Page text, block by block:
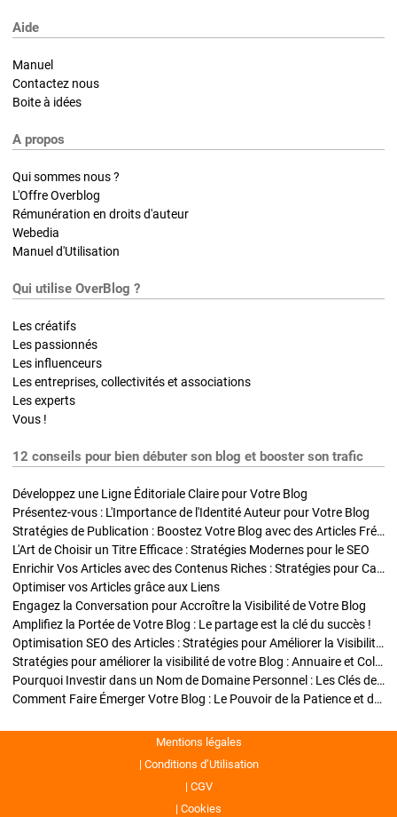
Aide
Manuel
Contactez nous
Boite à idées
A propos
Qui sommes nous ?
L'Offre Overblog
Rémunération en droits d'auteur
Webedia
Manuel d'Utilisation
Qui utilise OverBlog ?
Les créatifs
Les passionnés
Les influenceurs
Les entreprises, collectivités et associations
Les experts
Vous !
12 conseils pour bien débuter son blog et booster son trafic
Développez une Ligne Éditoriale Claire pour Votre Blog
Présentez-vous : L'Importance de l'Identité Auteur pour Votre Blog
Stratégies de Publication : Boostez Votre Blog avec des Articles Fréquents et Exclusifs
L'Art de Choisir un Titre Efficace : Stratégies Modernes pour le SEO
Enrichir Vos Articles avec des Contenus Riches : Stratégies pour Captiver et Optimiser
Optimiser vos Articles grâce aux Liens
Engagez la Conversation pour Accroître la Visibilité de Votre Blog
Amplifiez la Portée de Votre Blog : Le partage est la clé du succès !
Optimisation SEO des Articles : Stratégies pour Améliorer la Visibilité de Votre Blog
Stratégies pour améliorer la visibilité de votre Blog : Annuaire et Collaborations
Pourquoi Investir dans un Nom de Domaine Personnel : Les Clés de la Réussite de Votre Blog
Comment Faire Émerger Votre Blog : Le Pouvoir de la Patience et de la Persévérance
Mentions légales
Conditions d’Utilisation
CGV
Cookies